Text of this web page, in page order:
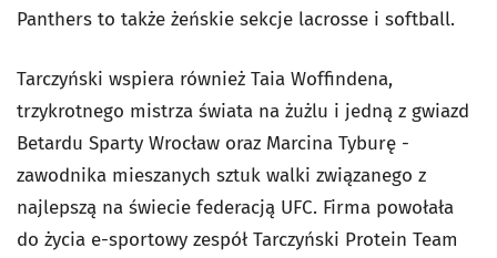
Panthers to także żeńskie sekcje lacrosse i softball.
Tarczyński wspiera również Taia Woffindena,
trzykrotnego mistrza świata na żużlu i jedną z gwiazd
Betardu Sparty Wrocław oraz Marcina Tyburę -
zawodnika mieszanych sztuk walki związanego z
najlepszą na świecie federacją UFC. Firma powołała
do życia e-sportowy zespół Tarczyński Protein Team